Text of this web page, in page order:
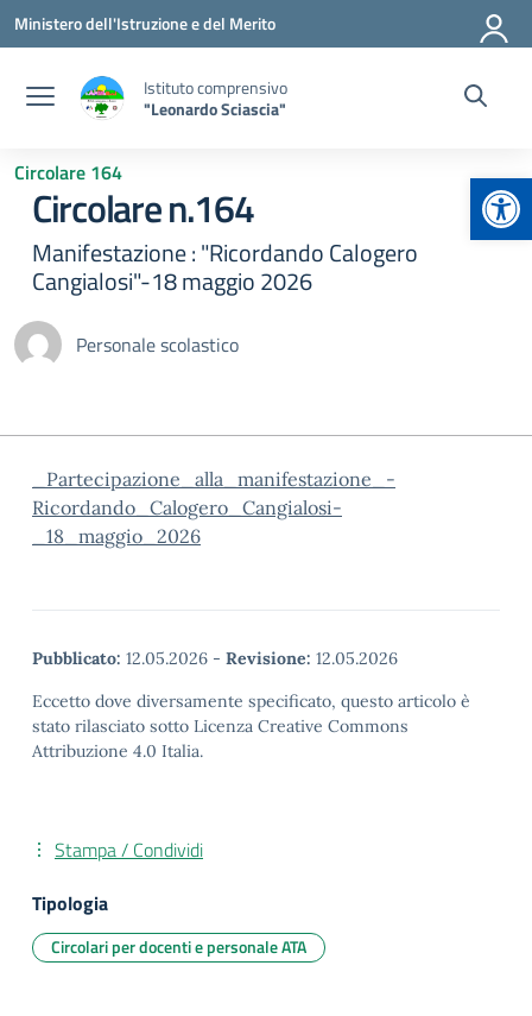
Vai ai contenuti
Vai al menu di navigazione
Vai al footer
Ministero dell'Istruzione e del Merito
Istituto comprensivo
"Leonardo Sciascia"
Circolare 164
Circolare n.164
Manifestazione : "Ricordando Calogero
Cangialosi"-18 maggio 2026
Personale scolastico
_Partecipazione_alla_manifestazione_-
Ricordando_Calogero_Cangialosi-
_18_maggio_2026
Pubblicato: 12.05.2026 - Revisione: 12.05.2026
Eccetto dove diversamente specificato, questo articolo è
stato rilasciato sotto Licenza Creative Commons
Attribuzione 4.0 Italia.
Stampa / Condividi
Tipologia
Circolari per docenti e personale ATA